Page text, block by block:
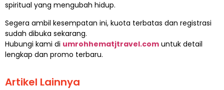
spiritual yang mengubah hidup.
Segera ambil kesempatan ini, kuota terbatas dan registrasi
sudah dibuka sekarang.
Hubungi kami di umrohhematjtravel.com untuk detail
lengkap dan promo terbaru.
Artikel Lainnya